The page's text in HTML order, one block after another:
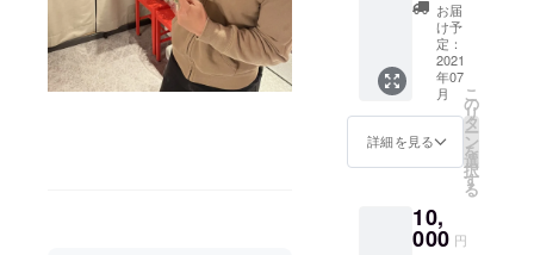
報告
お届
け予
定：
2021
年07
月
詳細を見る
こ
の
リ
タ
ー
ン
を
選
択
す
る
10,
000 円